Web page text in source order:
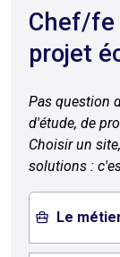
Chef/fe de
projet
Pas question
d'étude, de
Choisir un
solutions :
Le